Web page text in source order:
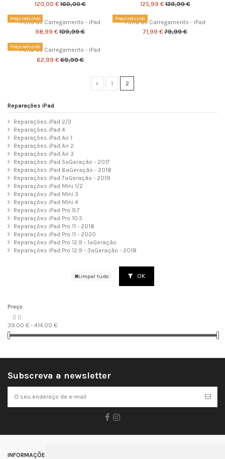
120,00 € 160,00 €
125,99 € 139,99 €
Preço reduzido
Porta de Carregamento - iPad
98,99 € 109,99 €
Preço reduzido
Porta de Carregamento - iPad
71,99 € 79,99 €
Preço reduzido
Porta de Carregamento - iPad
62,99 € 69,99 €
1 2
Reparações iPad
Reparações iPad 2/3
Reparações iPad 4
Reparações iPad Air 1
Reparações iPad Air 2
Reparações iPad Air 3
Reparações iPad 5ªGeração - 2017
Reparações iPad 6ªGeração - 2018
Reparações iPad 7ªGeração - 2019
Reparações iPad Mini 1/2
Reparações iPad Mini 3
Reparações iPad Mini 4
Reparações iPad Pro 9.7
Reparações iPad Pro 10.5
Reparações iPad Pro 11 - 2018
Reparações iPad Pro 11 - 2020
Reparações iPad Pro 12.9 - 1ªGeração
Reparações iPad Pro 12.9 - 3ªGeração - 2018
Limpar tudo OK
Preço
 
39.00 € - 414.00 €
Subscreva a newsletter
INFORMAÇÕES